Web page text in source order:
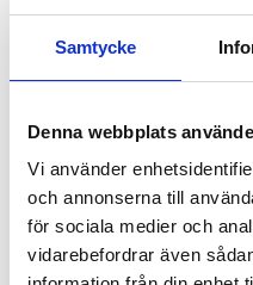
Samtycke
Denna webbplats
Vi använder
och annonserna till
för sociala medier och
vidarebefordrar även